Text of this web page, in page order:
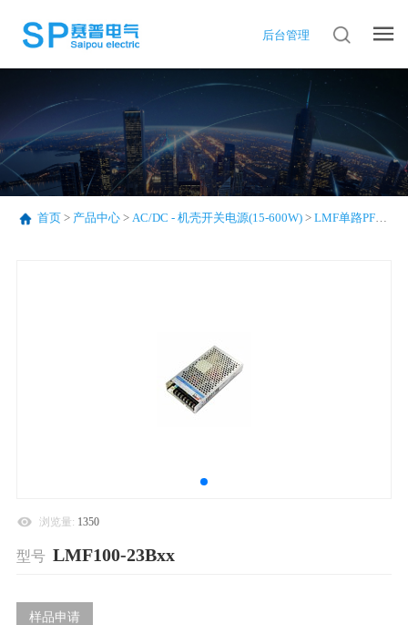
后台管理
首页> 产品中心> AC/DC - 机壳开关电源(15-600W)> LMF单路PFC系列(75-320W)
浏览量: 1350
型号 LMF100-23Bxx
样品申请